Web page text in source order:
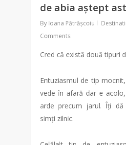
de abia aștept
By Ioana Pătrășcoiu Destinatii
Comments
Cred că există două tipuri
Entuziasmul de tip
vede în afară dar e
arde precum jarul. Îți dă
simți zilnic.